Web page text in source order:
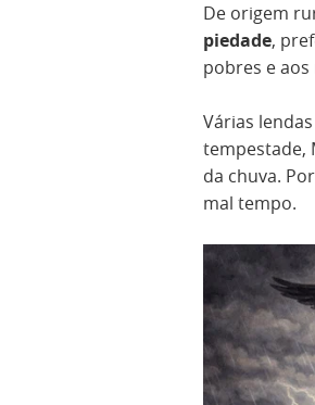
De origem
piedade,
pobres e
Várias
tempestade,
da chuva.
mal tempo.